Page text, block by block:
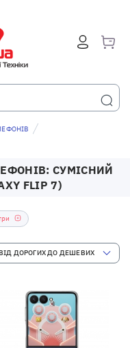
СУМІСНИЙ
FLIP 7)